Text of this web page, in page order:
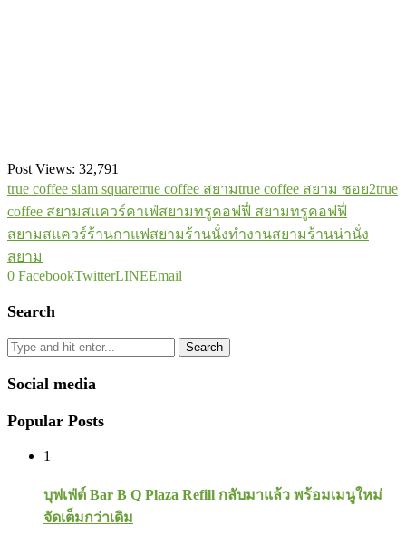
Post Views: 32,791
true coffee siam squaretrue coffee สยามtrue coffee สยาม ซอย2true
coffee สยามสแควร์คาเฟ่สยามทรูคอฟฟี่ สยามทรูคอฟฟี่
สยามสแควร์ร้านกาแฟสยามร้านนั่งทำงานสยามร้านน่านั่ง
สยาม
0 FacebookTwitterLINEEmail
Search
Search
Social media
Popular Posts
1
บุฟเฟ่ต์ Bar B Q Plaza Refill กลับมาแล้ว พร้อมเมนูใหม่
จัดเต็มกว่าเดิม